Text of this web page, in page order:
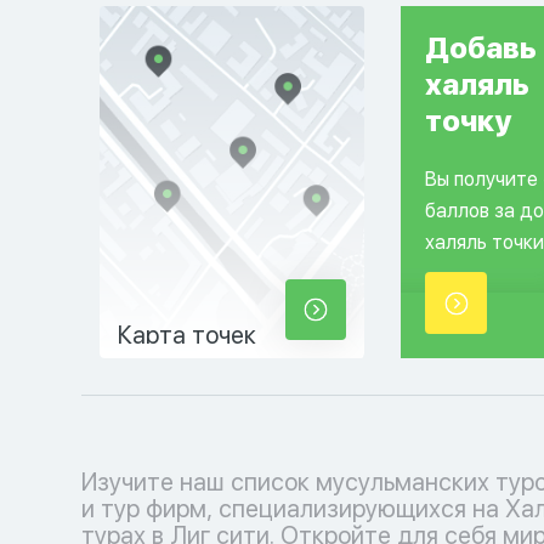
Карта точек
Добавь
халяль
точку
Вы получите
баллов за
халяль
Изучите наш список мусульманских
и тур фирм, специализирующихся на
турах в Лиг сити. Откройте для себя
соблюдения исламских традиций.
кофмортный отпуск с нашими
каждый момент наполнен умиротворением